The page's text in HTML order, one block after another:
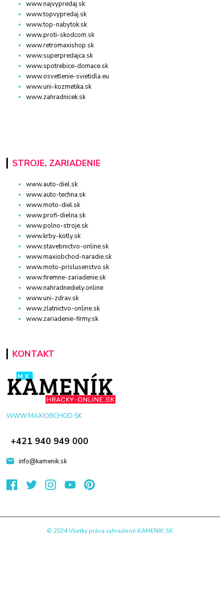
www.najvypredaj.sk
www.topvypredaj.sk
www.top-nabytok.sk
www.proti-skodcom.sk
www.retromaxishop.sk
www.superpredajca.sk
www.spotrebice-domace.sk
www.osvetlenie-svietidla.eu
www.uni-kozmetika.sk
www.zahradnicek.sk
STROJE, ZARIADENIE
www.auto-diel.sk
www.auto-techna.sk
www.moto-diel.sk
www.profi-dielna.sk
www.polno-stroje.sk
www.krby-kotly.sk
www.stavebnictvo-online.sk
www.maxiobchod-naradie.sk
www.moto-prislusenstvo.sk
www.firemne-zariadenie.sk
www.nahradnediely.online
www.uni-zdrav.sk
www.zlatnictvo-online.sk
www.zariadenie-firmy.sk
KONTAKT
WWW.MAXIOBCHOD.SK
+421 940 949 000
info@kamenik.sk
© 2024 Všetky práva vyhradené KAMENIK.SK